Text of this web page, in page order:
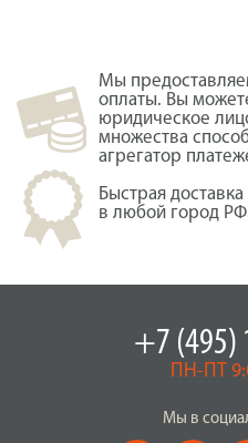
Мы
оплаты. Вы
юридическое
множества
агрегатор
Быстрая
в любой город
+7 (495)
ПН-ПТ
Мы в